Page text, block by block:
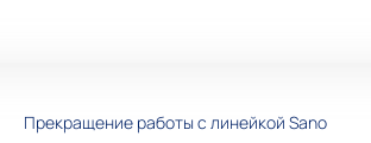
Прекращение работы с линейкой Sano